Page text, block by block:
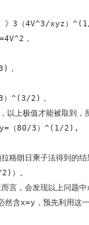
3（4V^3/xyz）
，
，
^(3/2)，
上极值才能被取到，
x=y=（80/3）
格朗日乘子法得到的结
）。
言，会发现以上问题
然含x=y，预先利用这